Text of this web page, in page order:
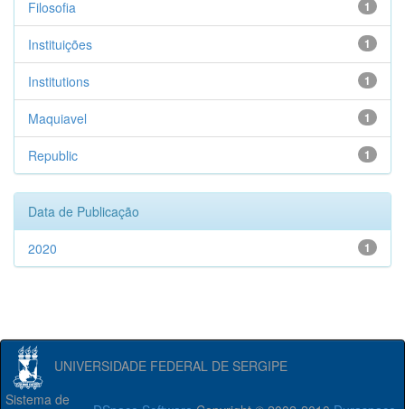
1
Filosofia
1
Instituições
1
Institutions
1
Maquiavel
1
Republic
Data de Publicação
1
2020
UNIVERSIDADE FEDERAL DE SERGIPE
Sistema de